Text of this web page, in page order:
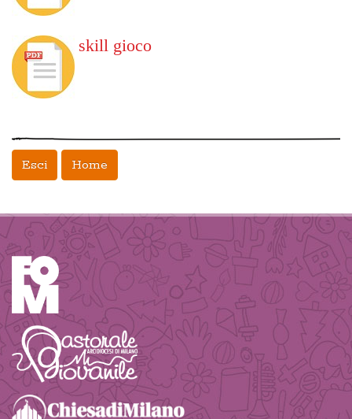
skill gioco
Esci Home